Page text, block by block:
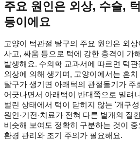
주요 원인은 외상, 수술,
등이에요
고양이 턱관절 탈구의 주요 원인은 외
사고, 싸움 등으로 턱에 강한 충격이 가
발생해요. 수의학 교과서에 따르면 턱
외상에 의해 생기며, 고양이에서는 흔
탈구가 생기면 아래턱의 관절돌기가 주
어긋나면서 아래턱이 반대쪽으로 밀려
벌린 상태에서 턱이 닫히지 않는 '개구
원인·기전·치료가 전혀 다른 별개의 질
비슷해 보여도 정확히 구분하는 것이
환경 관리와 조기 주의가 필요해요.